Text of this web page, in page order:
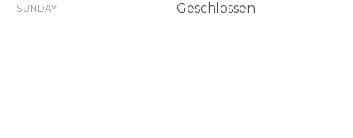
SUNDAY Geschlossen